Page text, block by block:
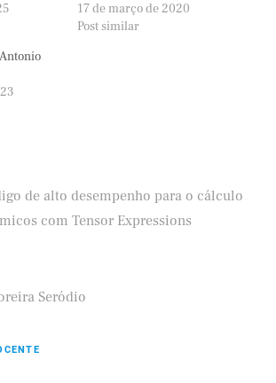
17 de março de 2020
Post similar
de alto desempenho para o cálculo
com Tensor Expressions
Seródio